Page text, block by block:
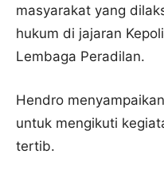
masyarakat yang
hukum di jajaran
Lembaga Peradilan.
Hendro
untuk mengikuti
tertib.